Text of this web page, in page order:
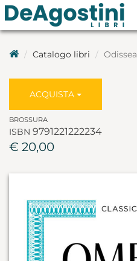
Catalogo libri Odissea
ACQUISTA
BROSSURA
ISBN 9791221222234
€ 20,00